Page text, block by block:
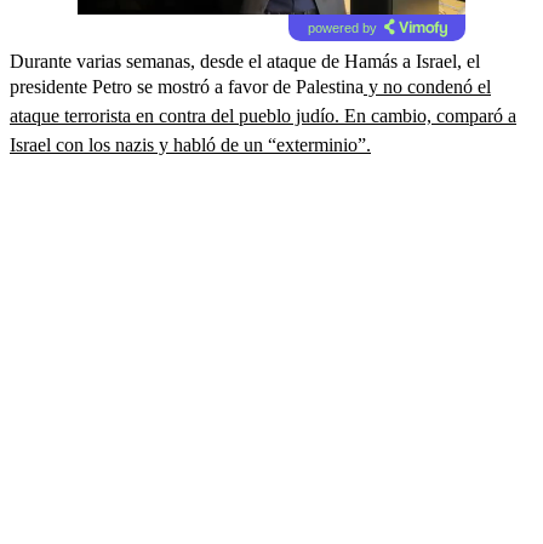
powered by
Durante varias semanas, desde el ataque de Hamás a Israel, el
presidente Petro se mostró a favor de Palestina y no condenó el
ataque terrorista en contra del pueblo judío. En cambio, comparó a
Israel con los nazis y habló de un “exterminio”.